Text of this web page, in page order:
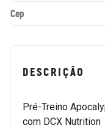
DESCRIÇÃO
Pré-Treino
com DCX Nutrition